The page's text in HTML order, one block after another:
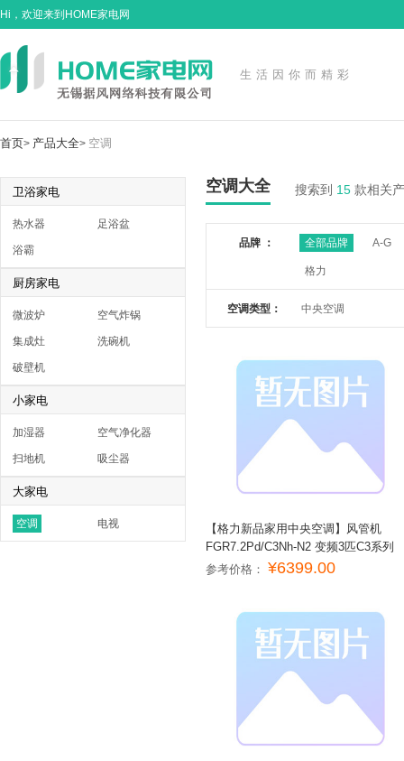
Hi，欢迎来到HOME家电网
生活因你而精彩
首页> 产品大全> 空调
卫浴家电
热水器 足浴盆
浴霸
厨房家电
微波炉 空气炸锅
集成灶 洗碗机
破壁机
小家电
加湿器 空气净化器
扫地机 吸尘器
大家电
空调 电视
空调大全 搜索到 15 款相关
品牌 ： 全部品牌 A-G
格力
空调类型： 中央空调
【格力新品家用中央空调】风管机
FGR7.2Pd/C3Nh-N2 变频3匹C3系列
参考价格： ¥6399.00